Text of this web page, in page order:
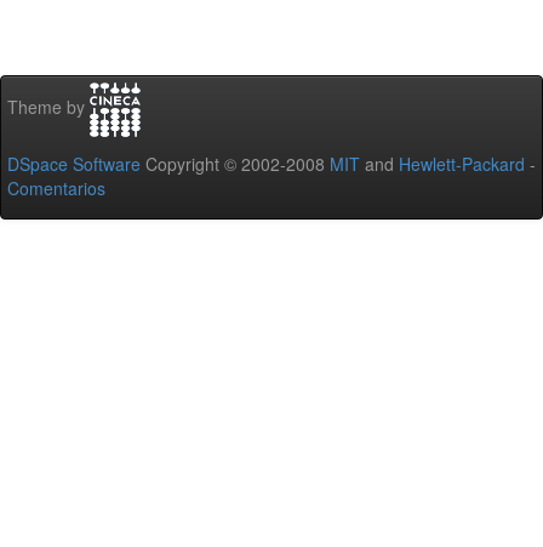
Theme by
DSpace Software Copyright © 2002-2008 MIT and Hewlett-Packard -
Comentarios